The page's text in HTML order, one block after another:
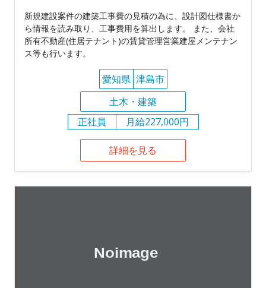
新規建設案件の建築工事費の見積の為に、設計図仕様書か
ら情報を読み取り、工事費用を算出します。 また、会社
所有不動産(住居テナント)の賃貸管理営業建屋メンテナン
ス等も行います。
愛知県 津島市
土木・建築
正社員
月給227,000円
詳細を見る